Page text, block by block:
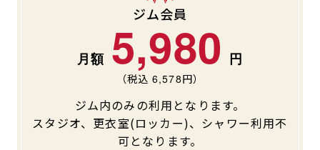
オプション料金
店舗情報・サービス
店舗へのお問い合わせ
料金・サービス等詳しく見る
入会を悩まれている方へトップ
キャンペーン
JOYFIT総合トップ JOYFIT
JOYFIT YOGA
ジム会員
5,980
（税込 6,578円）
ジム内のみの利用となります。
スタジオ、更衣室(ロッカー)、シャワー利用不
可となります。